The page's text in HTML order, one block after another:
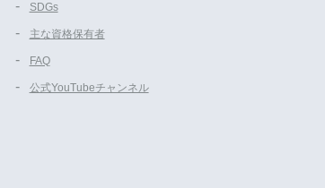
SDGs
主な資格保有者
FAQ
公式YouTubeチャンネル